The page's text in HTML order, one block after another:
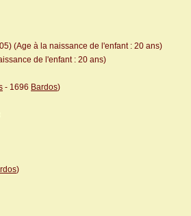
(Age à la naissance de l'enfant : 20 ans)
de l'enfant : 20 ans)
- 1696 Bardos)
)